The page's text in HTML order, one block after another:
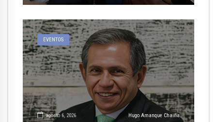
EVENTOS
agosto 6, 2026 Hugo Amanque Chaiña